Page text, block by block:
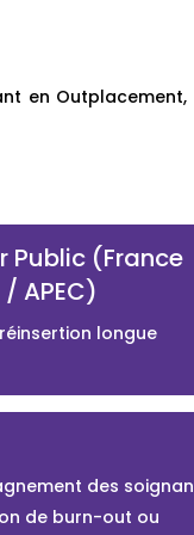
en Outplacement,
Public (France
APEC)
longue
des
de burn-out ou